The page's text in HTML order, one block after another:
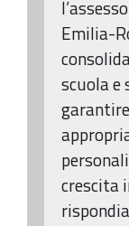
Emilia-
scuola e
crescita